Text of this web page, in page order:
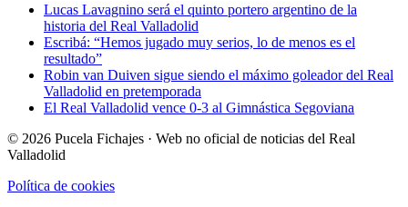
Lucas Lavagnino será el quinto portero argentino de la
historia del Real Valladolid
Escribá: “Hemos jugado muy serios, lo de menos es el
resultado”
Robin van Duiven sigue siendo el máximo goleador del Real
Valladolid en pretemporada
El Real Valladolid vence 0-3 al Gimnástica Segoviana
© 2026 Pucela Fichajes · Web no oficial de noticias del Real
Valladolid
Política de cookies